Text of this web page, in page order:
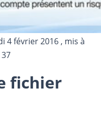
4 février 2016 , mis à
fichier